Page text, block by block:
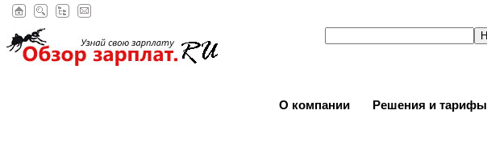
О компании Решения и тарифы